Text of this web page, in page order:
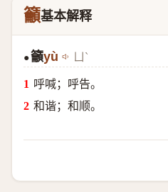
籲基本解释
●籲yù ㄩˋ
呼喊；呼告。
和谐；和顺。